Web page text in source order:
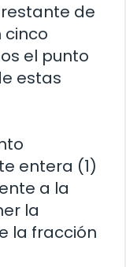
de
cinco
el punto
estas
entera (1)
a la
la
la fracción